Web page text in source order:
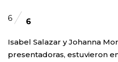
6 6
Isabel Salazar y Johanna
presentadoras, estuvieron